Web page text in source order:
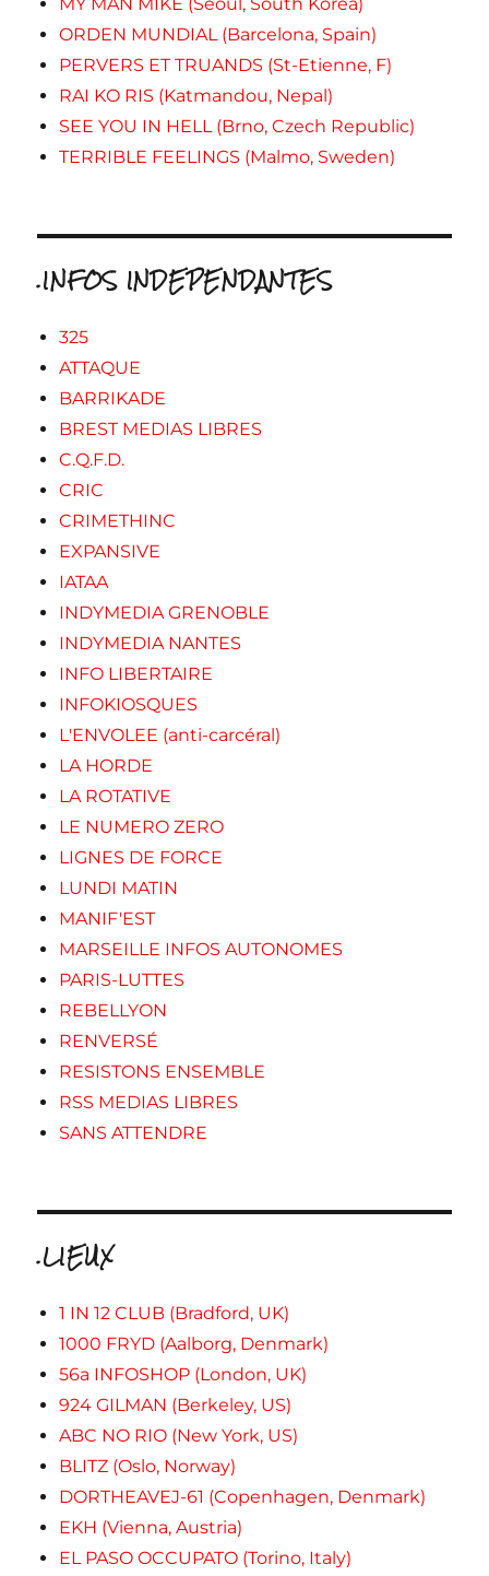
ORDEN MUNDIAL (Barcelona, Spain)
PERVERS ET TRUANDS (St-Etienne, F)
RAI KO RIS (Katmandou, Nepal)
SEE YOU IN HELL (Brno, Czech Republic)
TERRIBLE FEELINGS (Malmo, Sweden)
.INFOS INDEPENDANTES
325
ATTAQUE
BARRIKADE
BREST MEDIAS LIBRES
C.Q.F.D.
CRIC
CRIMETHINC
EXPANSIVE
IATAA
INDYMEDIA GRENOBLE
INDYMEDIA NANTES
INFO LIBERTAIRE
INFOKIOSQUES
L'ENVOLEE (anti-carcéral)
LA HORDE
LA ROTATIVE
LE NUMERO ZERO
LIGNES DE FORCE
LUNDI MATIN
MANIF'EST
MARSEILLE INFOS AUTONOMES
PARIS-LUTTES
REBELLYON
RENVERSÉ
RESISTONS ENSEMBLE
RSS MEDIAS LIBRES
SANS ATTENDRE
.LIEUX
1 IN 12 CLUB (Bradford, UK)
1000 FRYD (Aalborg, Denmark)
56a INFOSHOP (London, UK)
924 GILMAN (Berkeley, US)
ABC NO RIO (New York, US)
BLITZ (Oslo, Norway)
DORTHEAVEJ-61 (Copenhagen, Denmark)
EKH (Vienna, Austria)
EL PASO OCCUPATO (Torino, Italy)